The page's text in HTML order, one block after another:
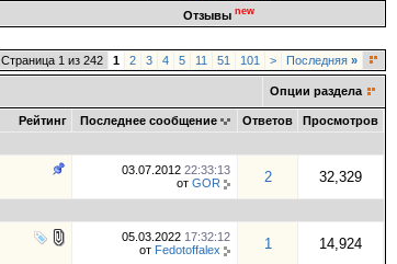
Отзывы new
Страница 1 из 242 1 2 3 4 5 11 51 101 > Последняя »
Опции раздела
Рейтинг Последнее сообщение Ответов
Просмотров
03.07.2012 22:33:13
от GOR 2 32,329
05.03.2022 17:32:12
от Fedotoffalex 1 14,924